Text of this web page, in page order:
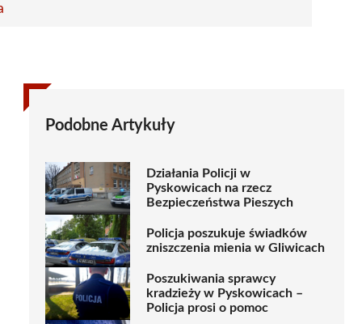
Podobne Artykuły
Działania Policji w
Pyskowicach na rzecz
Bezpieczeństwa Pieszych
Policja poszukuje świadków
zniszczenia mienia w Gliwicach
Poszukiwania sprawcy
kradzieży w Pyskowicach –
Policja prosi o pomoc